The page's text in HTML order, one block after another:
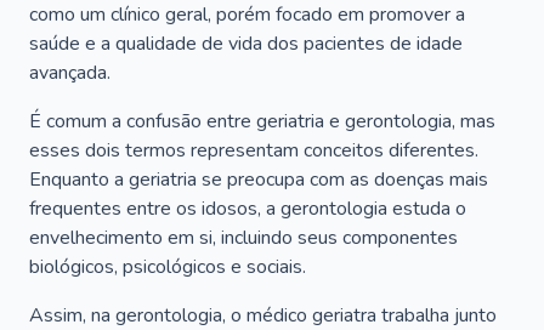
como um clínico geral, porém focado em promover a
saúde e a qualidade de vida dos pacientes de idade
avançada.
É comum a confusão entre geriatria e gerontologia, mas
esses dois termos representam conceitos diferentes.
Enquanto a geriatria se preocupa com as doenças mais
frequentes entre os idosos, a gerontologia estuda o
envelhecimento em si, incluindo seus componentes
biológicos, psicológicos e sociais.
Assim, na gerontologia, o médico geriatra trabalha junto